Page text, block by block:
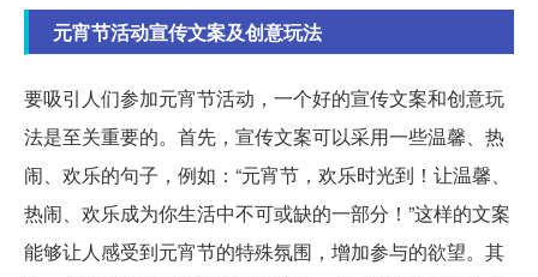
元宵节活动宣传文案及创意玩法
要吸引人们参加元宵节活动，一个好的宣传文案和创意玩
法是至关重要的。首先，宣传文案可以采用一些温馨、热
闹、欢乐的句子，例如：“元宵节，欢乐时光到！让温馨、
热闹、欢乐成为你生活中不可或缺的一部分！”这样的文案
能够让人感受到元宵节的特殊氛围，增加参与的欲望。其